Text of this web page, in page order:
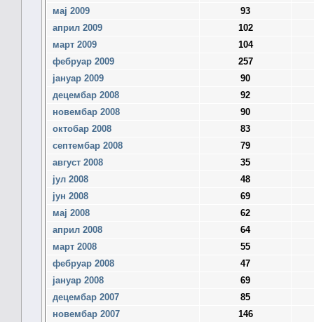
мај 2009
93
април 2009
102
март 2009
104
фебруар 2009
257
јануар 2009
90
децембар 2008
92
новембар 2008
90
октобар 2008
83
септембар 2008
79
август 2008
35
јул 2008
48
јун 2008
69
мај 2008
62
април 2008
64
март 2008
55
фебруар 2008
47
јануар 2008
69
децембар 2007
85
новембар 2007
146